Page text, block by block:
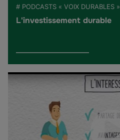
# PODCASTS « VOIX DURABLES »
L'investissement durable